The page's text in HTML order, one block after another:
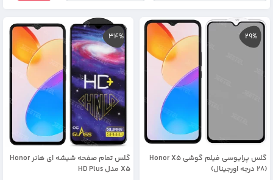
29%
گلس پرایوسی فیلم گوشی Honor X5
(28 درجه اورجینال)
34%
گلس تمام صفحه شیشه ای هانر Honor
X5 مدل HD Plus